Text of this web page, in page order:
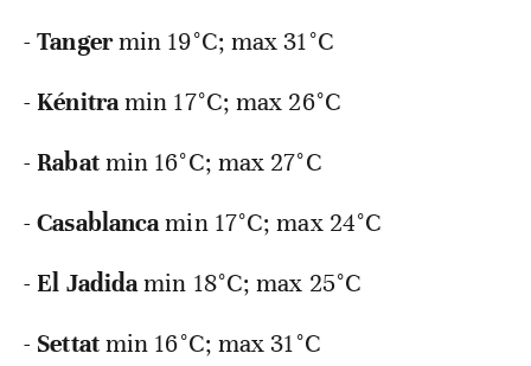
-Tangermin 19°C; max 31°C
-Kénitramin 17°C; max 26°C
-Rabatmin 16°C; max 27°C
-Casablancamin 17°C; max 24°C
-El Jadidamin 18°C; max 25°C
- Settatmin 16°C; max 31°C